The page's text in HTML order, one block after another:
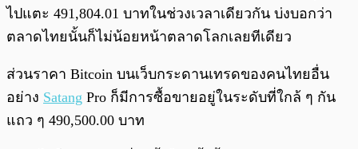
ไปแตะ 491,804.01 บาทในช่วงเวลาเดียวกัน บ่งบอกว่า
ตลาดไทยนั้นก็ไม่น้อยหน้าตลาดโลกเลยทีเดียว
ส่วนราคา Bitcoin บนเว็บกระดานเทรดของคนไทยอื่น
อย่าง Satang Pro ก็มีการซื้อขายอยู่ในระดับที่ใกล้ ๆ กัน
แถว ๆ 490,500.00 บาท